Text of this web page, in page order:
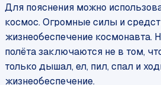
Для пояснения можно
космос. Огромные силы и
жизнеобеспечение космонавта.
полёта заключаются не в том,
только дышал, ел, пил, спал и
жизнеобеспечение.